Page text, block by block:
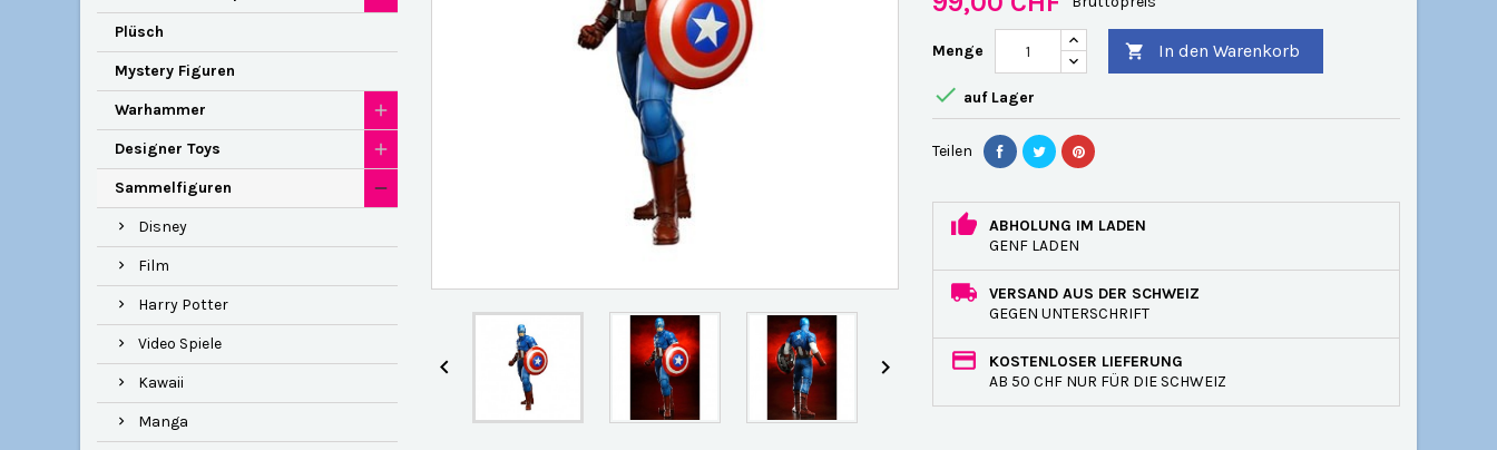
Plüsch
Mystery Figuren
Warhammer
Designer Toys
Sammelfiguren
Disney
Film
Harry Potter
Video Spiele
Kawaii
Manga
 
Menge  In den Warenkorb
 auf Lager
Teilen
ABHOLUNG IM LADEN
GENF LADEN
VERSAND AUS DER SCHWEIZ
GEGEN UNTERSCHRIFT
KOSTENLOSER LIEFERUNG
AB 50 CHF NUR FÜR DIE SCHWEIZ